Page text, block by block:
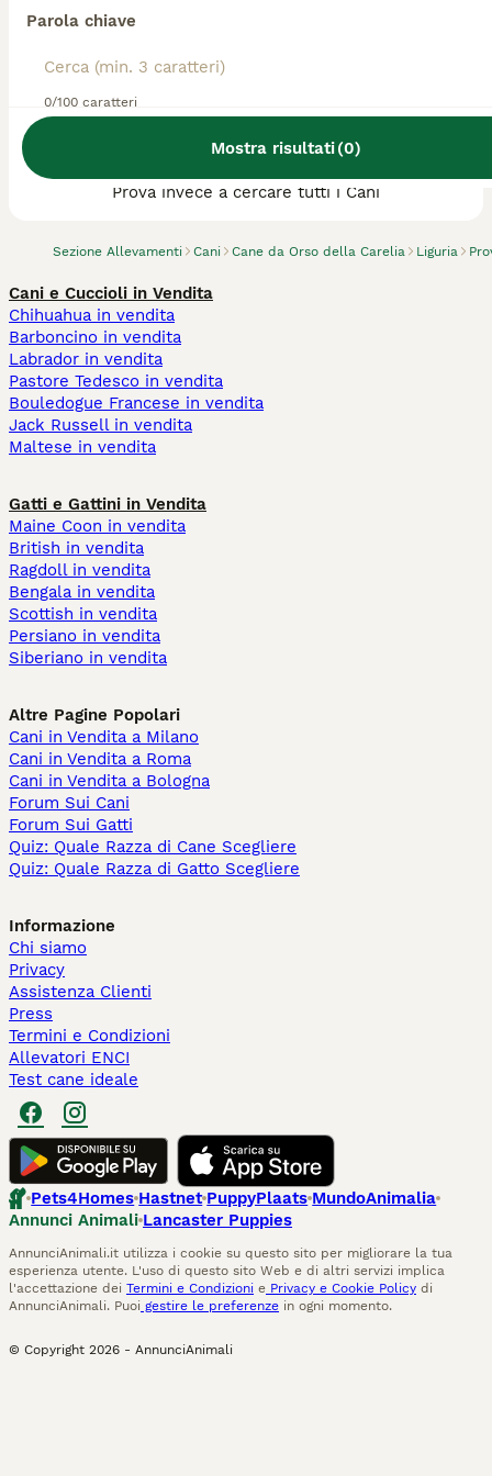
Parola chiave
0/100 caratteri
Mostra risultati(0)
Sezione Allevamenti Cani Cane da Orso della Carelia Liguria
Abbiamo trovato 0 Allevamento di Cane da
Prova invece a cercare tutti i Cani
Cani e Cuccioli in Vendita
Chihuahua in vendita
Barboncino in vendita
Labrador in vendita
Pastore Tedesco in vendita
Bouledogue Francese in vendita
Jack Russell in vendita
Maltese in vendita
Gatti e Gattini in Vendita
Maine Coon in vendita
British in vendita
Ragdoll in vendita
Bengala in vendita
Scottish in vendita
Persiano in vendita
Siberiano in vendita
Altre Pagine Popolari
Cani in Vendita a Milano
Cani in Vendita a Roma
Cani in Vendita a Bologna
Forum Sui Cani
Forum Sui Gatti
Quiz: Quale Razza di Cane Scegliere
Quiz: Quale Razza di Gatto Scegliere
Informazione
Chi siamo
Privacy
Assistenza Clienti
Press
Termini e Condizioni
Allevatori ENCI
Test cane ideale
Pets4Homes Hastnet PuppyPlaats MundoAnimalia
Annunci Animali Lancaster Puppies
AnnunciAnimali.it utilizza i cookie su questo sito per migliorare la tua
esperienza utente. L'uso di questo sito Web e di altri servizi implica
l'accettazione dei Termini e Condizioni e Privacy e Cookie Policy di
AnnunciAnimali. Puoi gestire le preferenze in ogni momento.
© Copyright 2026 - AnnunciAnimali